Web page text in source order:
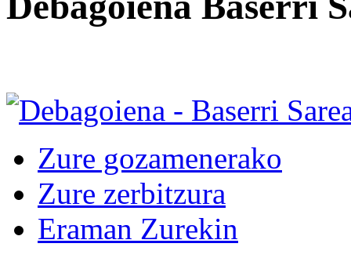
Zure gozamenerako
Zure zerbitzura
Eraman Zurekin